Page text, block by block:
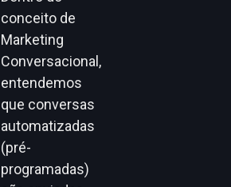
conceito de
Marketing
Conversacional,
entendemos
que conversas
automatizadas
(pré-
programadas)